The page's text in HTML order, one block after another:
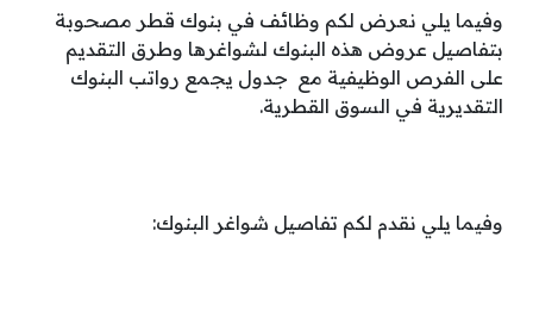
وفيما يلي نعرض لكم وظائف في بنوك قطر مصحوبة
بتفاصيل عروض هذه البنوك لشواغرها وطرق التقديم
على الفرص الوظيفية مع جدول يجمع رواتب البنوك
التقديرية في السوق القطرية.
وفيما يلي نقدم لكم تفاصيل شواغر البنوك: